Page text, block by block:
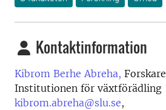
Kontaktinformation
Kibrom Berhe Abreha, Forskare
Institutionen för växtförädling
kibrom.abreha@slu.se,